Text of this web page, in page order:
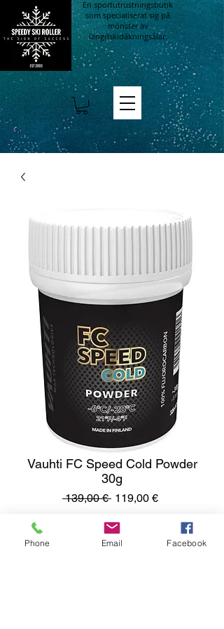
En sportutrustningsbutik
som specialiserat sig på
mönster av
längdskidåkningsålar.
Vauhti FC Speed Cold Powder
30g
139,00 € Ordinarie
119,00 €Reapris
Antal
Phone Email Facebook